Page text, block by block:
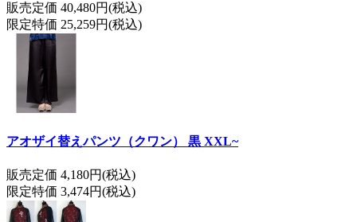
販売定価 40,480円(税込)
限定特価 25,259円(税込)
アオザイ替えパンツ（クワン） 黒 XXL~
販売定価 4,180円(税込)
限定特価 3,474円(税込)